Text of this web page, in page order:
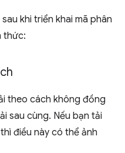
khi triển khai mã phân
thức:
theo cách không đồng
sau cùng. Nếu bạn tải
điều này có thể ảnh